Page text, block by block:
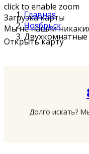
click to enable zoom
Загрузка карты
Мы не нашли
Открыть карту
Главная
Ноябрьск
Двухкомнатные
Долго искать?